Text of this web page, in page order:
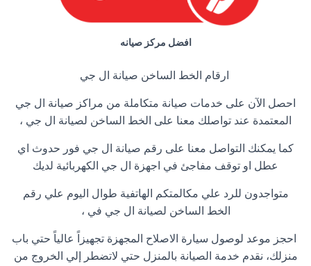
افضل مركز صيانه
ارقام الخط الساخن صيانة ال جي
احصل الآن على خدمات صيانة متكاملة من مراكز صيانة ال جي
المعتمدة عند تواصلك معنا على الخط الساخن لصيانة ال جي ،
كما يمكنك التواصل معنا على رقم صيانة ال جي فور حدوث اي
عطل او توقف مفاجئ في اجهزة ال جي الكهربائية لديك
متواجدون للرد علي مكالمتكم الهاتفية طوال اليوم علي رقم
الخط الساخن لصيانة ال جي في ،
احجز موعد لوصول سيارة الاصلاح المجهزة تجهيزاً عالياً حتي باب
منزلك، نقدم خدمة الصيانة بالمنزل حتي لاتضطر إلي الخروج من